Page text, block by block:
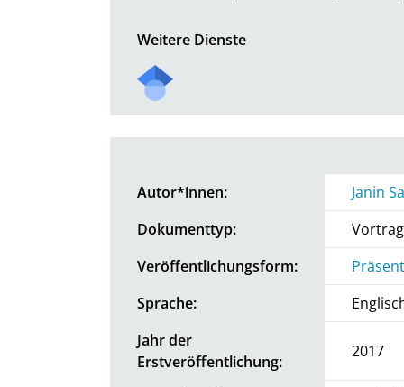
Weitere Dienste
Autor*innen:
Janin
Dokumenttyp:
Vortrag
Veröffentlichungsform:
Sprache:
Jahr der
Erstveröffentlichung:
2017